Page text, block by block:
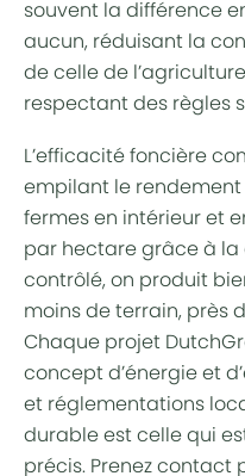
souvent la différence
aucun, réduisant la
de celle de
respectant des règles
L’efficacité foncière
empilant le rendement
fermes en intérieur et
par hectare grâce à la
contrôlé, on produit
moins de terrain, près
Chaque projet
concept d’énergie et
et réglementations
durable est celle qui
précis. Prenez contact